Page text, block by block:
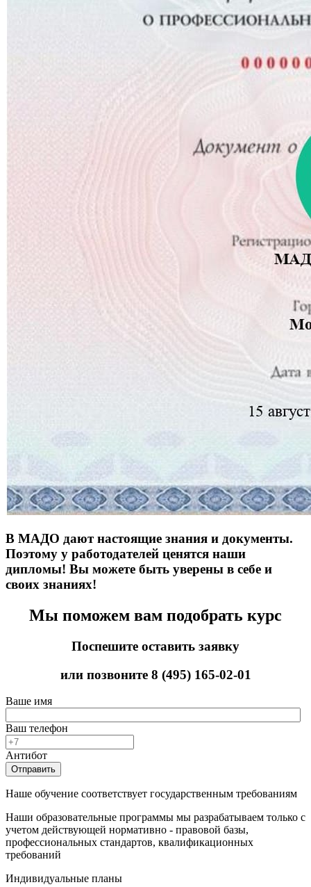
В МАДО дают настоящие знания и документы.
Поэтому у работодателей ценятся наши
дипломы! Вы можете быть уверены в себе и
своих знаниях!
Мы поможем вам подобрать курс
Поспешите оставить заявку
или позвоните 8 (495) 165-02-01
Ваше имя
Ваш телефон
Антибот
Отправить
Наше обучение соответствует государственным требованиям
Наши образовательные программы мы разрабатываем только с
учетом действующей нормативно - правовой базы,
профессиональных стандартов, квалификационных
требований
Индивидуальные планы